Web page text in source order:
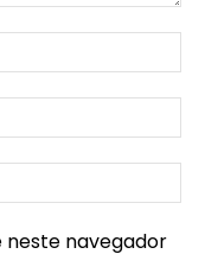
neste navegador